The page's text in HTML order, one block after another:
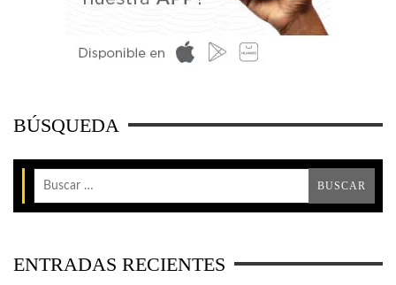
BÚSQUEDA
ENTRADAS RECIENTES